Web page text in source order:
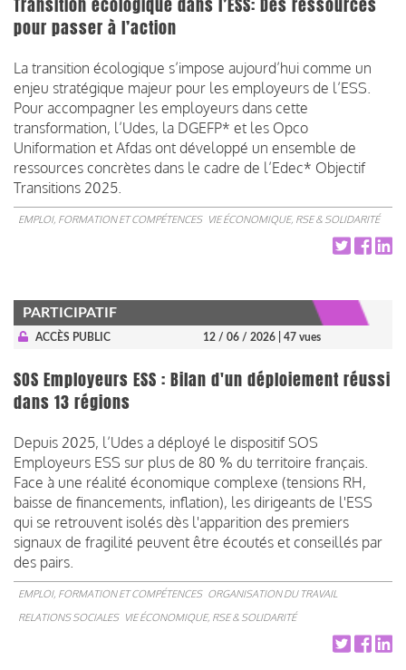
Transition écologique dans l’ESS: Des ressources
pour passer à l’action
La transition écologique s’impose aujourd’hui comme un
enjeu stratégique majeur pour les employeurs de l’ESS.
Pour accompagner les employeurs dans cette
transformation, l’Udes, la DGEFP* et les Opco
Uniformation et Afdas ont développé un ensemble de
ressources concrètes dans le cadre de l’Edec* Objectif
Transitions 2025.
EMPLOI, FORMATION ET COMPÉTENCES VIE ÉCONOMIQUE, RSE & SOLIDARITÉ
PARTICIPATIF
ACCÈS PUBLIC 12 / 06 / 2026 | 47 vues
SOS Employeurs ESS : Bilan d'un déploiement réussi
dans 13 régions
Depuis 2025, l’Udes a déployé le dispositif SOS
Employeurs ESS sur plus de 80 % du territoire français.
Face à une réalité économique complexe (tensions RH,
baisse de financements, inflation), les dirigeants de l'ESS
qui se retrouvent isolés dès l'apparition des premiers
signaux de fragilité peuvent être écoutés et conseillés par
des pairs.
EMPLOI, FORMATION ET COMPÉTENCES ORGANISATION DU TRAVAIL
RELATIONS SOCIALES VIE ÉCONOMIQUE, RSE & SOLIDARITÉ